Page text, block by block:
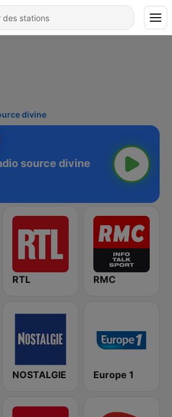
divine
source divine
RTL RMC
NOSTALGIE Europe 1